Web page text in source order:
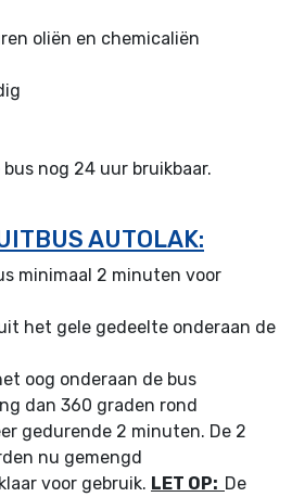
oliën en chemicaliën
nog 24 uur bruikbaar.
AUTOLAK:
minimaal 2 minuten voor
het gele gedeelte onderaan de
oog onderaan de bus
dan 360 graden rond
gedurende 2 minuten. De 2
nu gemengd
voor gebruik. LET OP: De